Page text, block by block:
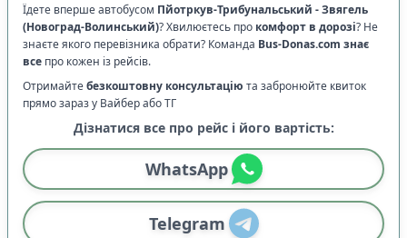
Їдете вперше автобусом Пйотркув-Трибунальський -Звягель
(Новоград-Волинський)? Хвилюєтесь про комфорт в дорозі? Не
знаєте якого перевізника обрати? Команда Bus-Donas.com знає
все про кожен із рейсів.
Отримайтебезкоштовну консультацію та забронюйте квиток
прямо зараз у Вайбер або ТГ
Дізнатися все про рейс і його вартість:
WhatsApp
Telegram